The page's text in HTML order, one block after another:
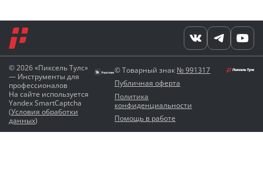
© 2026 «Пиксель Тулс»
— Инструменты для
профессионалов
На сайте используется
Yandex SmartCaptcha
(Условия обработки
данных)
© Товарный знак № 991317
Публичная оферта
Политика
конфиденциальности
Помощь в работе